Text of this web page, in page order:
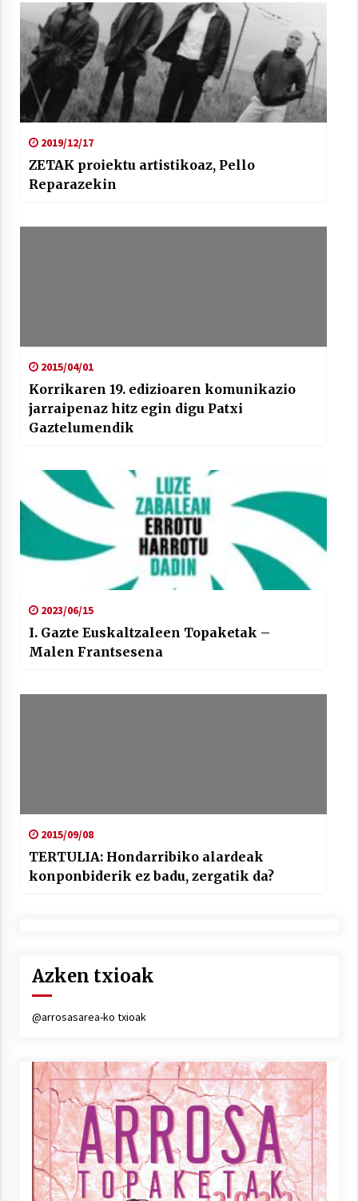
2019/12/17
ZETAK proiektu artistikoaz, Pello
Reparazekin
2015/04/01
Korrikaren 19. edizioaren komunikazio
jarraipenaz hitz egin digu Patxi
Gaztelumendik
2023/06/15
I. Gazte Euskaltzaleen Topaketak –
Malen Frantsesena
2015/09/08
TERTULIA: Hondarribiko alardeak
konponbiderik ez badu, zergatik da?
Azken txioak
@arrosasarea-ko txioak